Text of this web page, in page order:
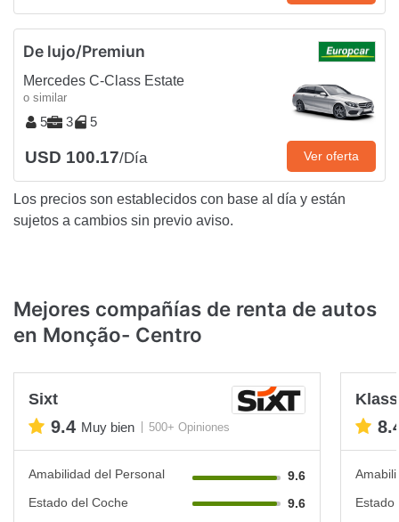
De lujo/Premiun
Mercedes C-Class Estate
o similar
5 3 5
USD 100.17/Día Ver oferta
Los precios son establecidos con base al día y están
sujetos a cambios sin previo aviso.
Mejores compañías de renta de autos
en Monção- Centro
Sixt
9.4 Muy bien 500+ Opiniones
Amabilidad del Personal
9.6
Estado del Coche
9.6
Estado